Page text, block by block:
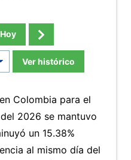
Ver histórico
Colombia para el
2026 se mantuvo
un 15.38%
al mismo día del